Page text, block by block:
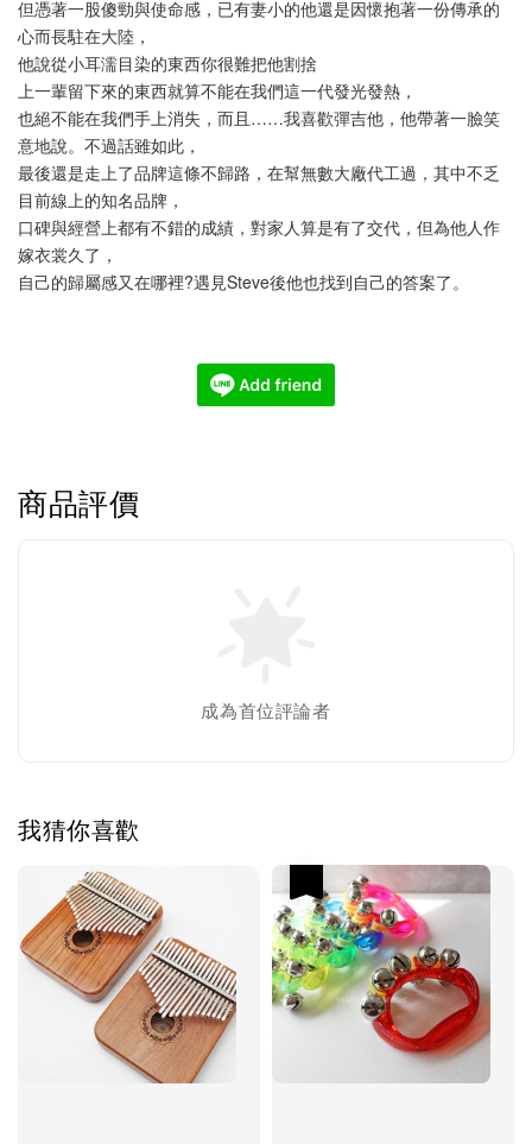
但憑著一股傻勁與使命感，已有妻小的他還是因懷抱著一份傳承的
心而長駐在大陸，
他說從小耳濡目染的東西你很難把他割捨
上一輩留下來的東西就算不能在我們這一代發光發熱，
也絕不能在我們手上消失，而且……我喜歡彈吉他，他帶著一臉笑
意地說。不過話雖如此，
最後還是走上了品牌這條不歸路，在幫無數大廠代工過，其中不乏
目前線上的知名品牌，
口碑與經營上都有不錯的成績，對家人算是有了交代，但為他人作
嫁衣裳久了，
自己的歸屬感又在哪裡?遇見Steve後他也找到自己的答案了。
商品評價
成為首位評論者
我猜你喜歡